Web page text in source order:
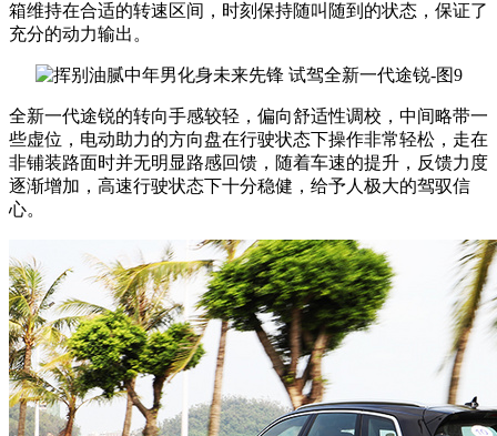
箱维持在合适的转速区间，时刻保持随叫随到的状态，保证了
充分的动力输出。
全新一代途锐的转向手感较轻，偏向舒适性调校，中间略带一
些虚位，电动助力的方向盘在行驶状态下操作非常轻松，走在
非铺装路面时并无明显路感回馈，随着车速的提升，反馈力度
逐渐增加，高速行驶状态下十分稳健，给予人极大的驾驭信
心。